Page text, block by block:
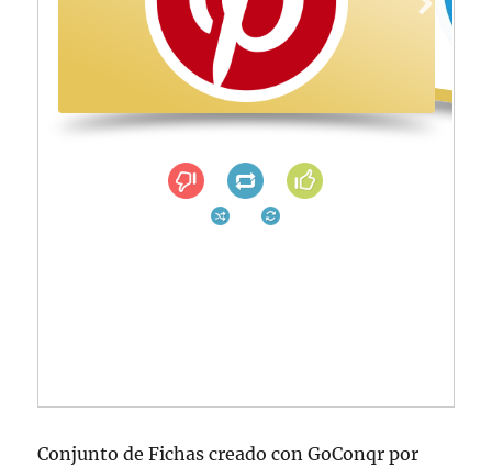
Conjunto de Fichas creado con GoConqr por